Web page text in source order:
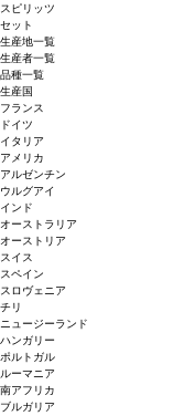
スピリッツ
セット
生産地一覧
生産者一覧
品種一覧
生産国
フランス
ドイツ
イタリア
アメリカ
アルゼンチン
ウルグアイ
インド
オーストラリア
オーストリア
スイス
スペイン
スロヴェニア
チリ
ニュージーランド
ハンガリー
ポルトガル
ルーマニア
南アフリカ
ブルガリア